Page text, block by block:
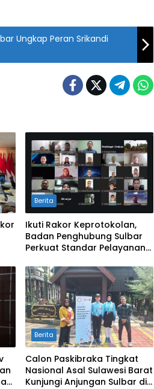
Ungkap Peran Srikandi
Berita
Ikuti Rakor Keprotokolan,
Badan Penghubung Sulbar
Perkuat Standar Pelayanan
Berita
Calon Paskibraka Tingkat
Nasional Asal Sulawesi Barat
Kunjungi Anjungan Sulbar di